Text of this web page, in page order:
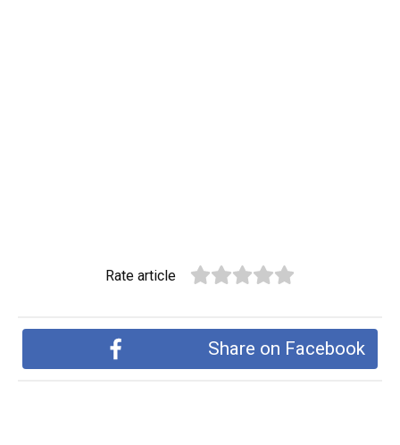
Rate article
Share on Facebook